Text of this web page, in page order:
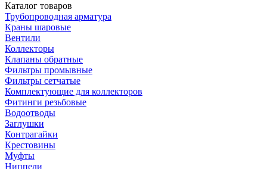
Каталог товаров
Трубопроводная арматура
Краны шаровые
Вентили
Коллекторы
Клапаны обратные
Фильтры промывные
Фильтры сетчатые
Комплектующие для коллекторов
Фитинги резьбовые
Водоотводы
Заглушки
Контрагайки
Крестовины
Муфты
Ниппели